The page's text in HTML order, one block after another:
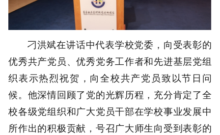
刁洪斌在讲话中代表学校党委，向受表彰的
优秀共产党员、优秀党务工作者和先进基层党组
织表示热烈祝贺，向全校共产党员致以节日问
候。他深情回顾了党的光辉历程，充分肯定了全
校各级党组织和广大党员干部在学校事业发展中
所作出的积极贡献，号召广大师生向受到表彰的